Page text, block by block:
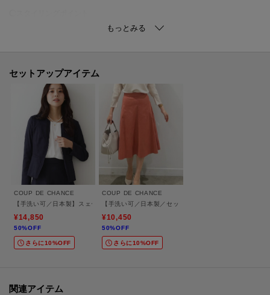
同素材でジャケット（品番187－4956）を展開しています。
【仕様】
・ポケットなし
・後ろファスナー
・裏地あり
※ライトグレー（011）グレージュ（050）はやや透け感があります。
※照明の関係により、実際よりも色味が違って見える場合があります。ま
た、パソコン・スマートフォンなどの環境により、若干製品と画像のカラー
が異なる場合もございます。
モデル情報：身長163cm B81 W59 H88 着用サイズ：38（M）
セットアップアイテム
COUP DE CHANCE
【手洗い可／日本製】スェード調ノーカラージャケット
¥14,850
50%OFF
さらに10%OFF
COUP DE CHANCE
【手洗い可／日本製／セットアップ可】スェード調素材
¥10,450
50%OFF
さらに10%OFF
関連アイテム